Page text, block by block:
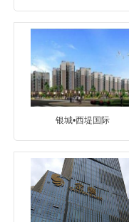
银城•西堤国际